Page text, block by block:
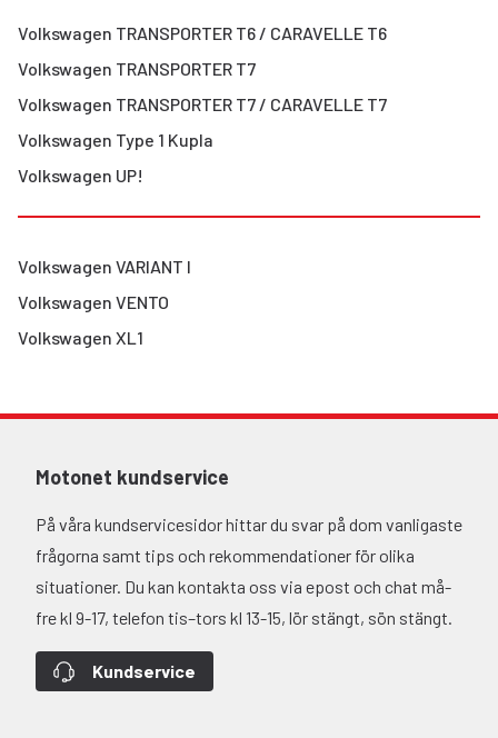
Volkswagen TRANSPORTER T6 / CARAVELLE T6
Volkswagen TRANSPORTER T7
Volkswagen TRANSPORTER T7 / CARAVELLE T7
Volkswagen Type 1 Kupla
Volkswagen UP!
Volkswagen VARIANT I
Volkswagen VENTO
Volkswagen XL1
Motonet kundservice
På våra kundservicesidor hittar du svar på dom vanligaste
frågorna samt tips och rekommendationer för olika
situationer. Du kan kontakta oss via epost och chat må-
fre kl 9-17, telefon tis–tors kl 13-15, lör stängt, sön stängt.
Kundservice